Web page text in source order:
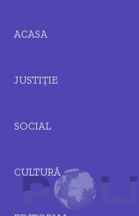
ACASA
JUSTIȚIE
SOCIAL
CULTURĂ